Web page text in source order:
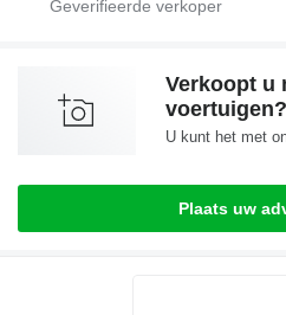
Verkoopt u
voertuigen?
U kunt het met
Plaats uw